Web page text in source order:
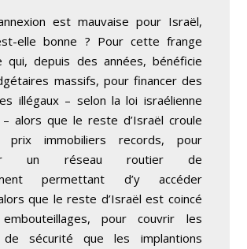
est mauvaise pour Israël,
elle bonne ? Pour cette frange
qui, depuis des années, bénéficie
massifs, pour financer des
illégaux – selon la loi israélienne
alors que le reste d’Israël croule
prix immobiliers records, pour
un réseau routier de
permettant d’y accéder
que le reste d’Israël est coincé
pour couvrir les
de sécurité que les implantions